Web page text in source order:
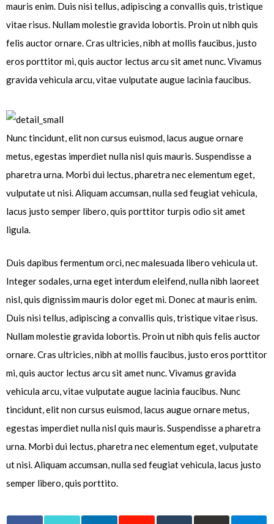
mauris enim. Duis nisi tellus, adipiscing a convallis quis, tristique
vitae risus. Nullam molestie gravida lobortis. Proin ut nibh quis
felis auctor ornare. Cras ultricies, nibh at mollis faucibus, justo
eros porttitor mi, quis auctor lectus arcu sit amet nunc. Vivamus
gravida vehicula arcu, vitae vulputate augue lacinia faucibus.
Nunc tincidunt, elit non cursus euismod, lacus augue ornare
metus, egestas imperdiet nulla nisl quis mauris. Suspendisse a
pharetra urna. Morbi dui lectus, pharetra nec elementum eget,
vulputate ut nisi. Aliquam accumsan, nulla sed feugiat vehicula,
lacus justo semper libero, quis porttitor turpis odio sit amet
ligula.
Duis dapibus fermentum orci, nec malesuada libero vehicula ut.
Integer sodales, urna eget interdum eleifend, nulla nibh laoreet
nisl, quis dignissim mauris dolor eget mi. Donec at mauris enim.
Duis nisi tellus, adipiscing a convallis quis, tristique vitae risus.
Nullam molestie gravida lobortis. Proin ut nibh quis felis auctor
ornare. Cras ultricies, nibh at mollis faucibus, justo eros porttitor
mi, quis auctor lectus arcu sit amet nunc. Vivamus gravida
vehicula arcu, vitae vulputate augue lacinia faucibus. Nunc
tincidunt, elit non cursus euismod, lacus augue ornare metus,
egestas imperdiet nulla nisl quis mauris. Suspendisse a pharetra
urna. Morbi dui lectus, pharetra nec elementum eget, vulputate
ut nisi. Aliquam accumsan, nulla sed feugiat vehicula, lacus justo
semper libero, quis porttito.